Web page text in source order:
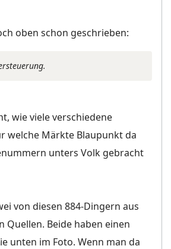
oben schon geschrieben:
wie viele verschiedene
welche Märkte Blaupunkt da
unters Volk gebracht
von diesen 884-Dingern aus
Quellen. Beide haben einen
unten im Foto. Wenn man da